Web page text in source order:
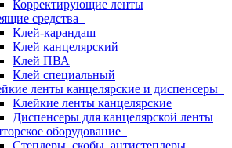
Корректирующие ленты
средства
Клей-карандаш
Клей канцелярский
Клей ПВА
Клей специальный
ленты канцелярские и диспенсеры
Клейкие ленты канцелярские
Диспенсеры для канцелярской ленты
оборудование
Степлеры, скобы, антистеплеры